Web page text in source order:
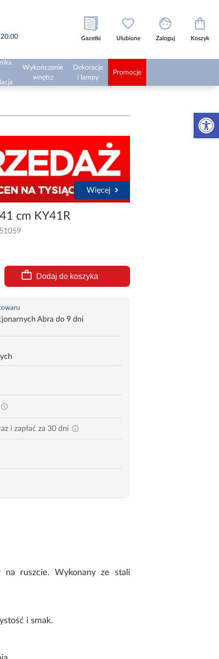
Otwórz
Gazetki Ulubione Zaloguj Koszyk
Wykończenie
wnętrz
Dekoracje
i lampy
Promocje
Więcej
cm KY41R
Dodaj do koszyka
Abra do 9 dni
i zapłać za 30 dni
ruszcie. Wykonany ze stali
i smak.